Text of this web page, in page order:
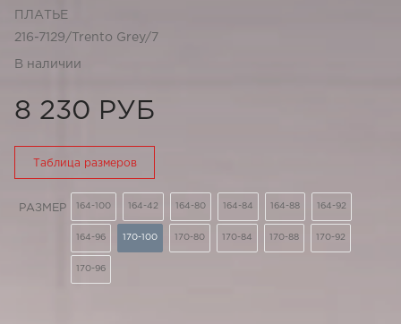
ПЛАТЬЕ
216-7129/Trento Grey/7
В наличии
8 230 РУБ
Таблица размеров
РАЗМЕР 164-100 164-42 164-80 164-84 164-88 164-92
164-96 170-100 170-80 170-84 170-88 170-92
170-96